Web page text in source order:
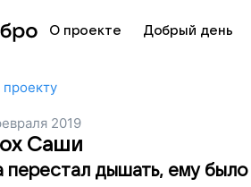
О проекте Добрый день
проекту
2019
Саши
перестал дышать, ему было